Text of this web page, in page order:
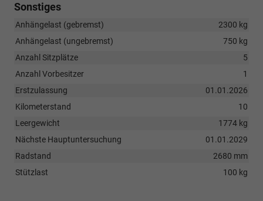
Sonstiges
Anhängelast (gebremst)
2300 kg
Anhängelast (ungebremst)
750 kg
Anzahl Sitzplätze
5
Anzahl Vorbesitzer
1
Erstzulassung
01.01.2026
Kilometerstand
10
Leergewicht
1774 kg
Nächste Hauptuntersuchung
01.01.2029
Radstand
2680 mm
Stützlast
100 kg